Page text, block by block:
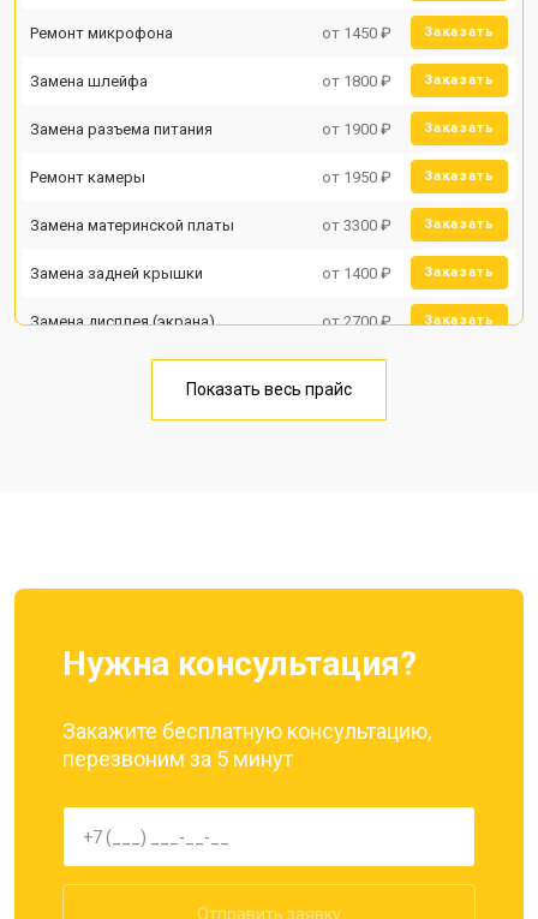
Ремонт микрофона от 1450 ₽ Заказать
Замена шлейфа от 1800 ₽ Заказать
Замена разъема питания от 1900 ₽ Заказать
Ремонт камеры от 1950 ₽ Заказать
Замена материнской платы от 3300 ₽ Заказать
Замена задней крышки от 1400 ₽ Заказать
Замена дисплея (экрана) от 2700 ₽ Заказать
Замена кнопки включения от 1750 ₽
Показать весь прайс
Нужна консультация?
Закажите бесплатную консультацию,
перезвоним за 5 минут
Отправить заявку